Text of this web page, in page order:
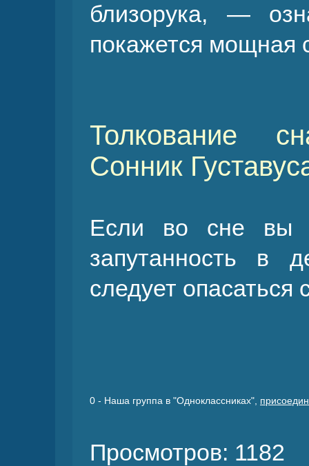
близорука, —
покажется мощная
Толкование
Cонник
Если во сне вы
запутанность в
следует опасаться
0 - Наша группа в "Одноклассниках",
Просмотров: 1182